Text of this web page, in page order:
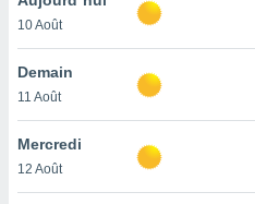
et
»,
au
vous
qu'ils
ou
10 Août
Demain
11 Août
Mercredi
12 Août